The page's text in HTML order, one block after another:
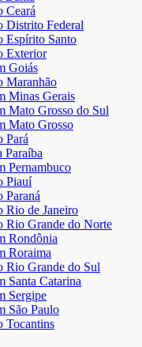
Ceará
Distrito Federal
Espírito Santo
Exterior
Goiás
Maranhão
Minas Gerais
Mato Grosso do Sul
Mato Grosso
Pará
Paraíba
Pernambuco
Piauí
Paraná
Rio de Janeiro
Rio Grande do Norte
Rondônia
Roraima
Rio Grande do Sul
Santa Catarina
Sergipe
São Paulo
Tocantins